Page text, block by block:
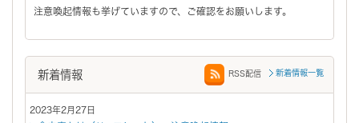
注意喚起情報も挙げていますので、ご確認をお願いします。
新着情報 新着情報一覧
RSS配信
2023年2月27日